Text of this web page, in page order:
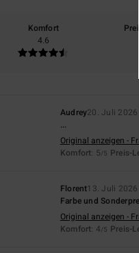
Komfort
4.6
Audrey20. Juli 2026
...
Original anzeigen -
Komfort: 5/5 Preis-
Florent13. Juli 2026
Farbe und
Original anzeigen -
Komfort: 4/5 Preis-